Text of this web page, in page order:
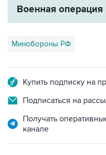
Военная операция
Минобороны РФ
Купить подписку на
Подписаться на
Получать
канале